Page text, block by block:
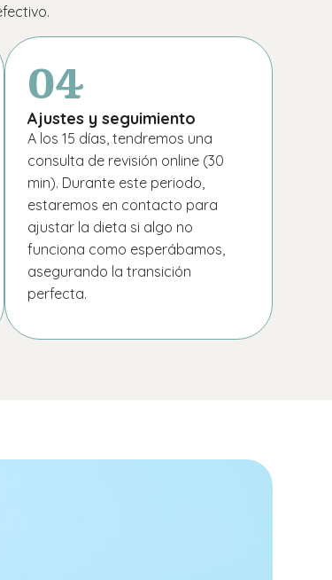
04
Ajustes y seguimiento
A los 15 días, tendremos una
consulta de revisión online (30
min). Durante este periodo,
estaremos en contacto para
ajustar la dieta si algo no
funciona como esperábamos,
asegurando la transición
perfecta.